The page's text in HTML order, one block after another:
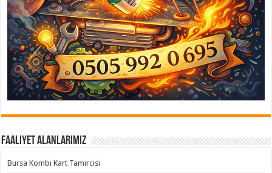
Faaliyet Alanlarımız
Bursa Kombi Kart Tamircisi